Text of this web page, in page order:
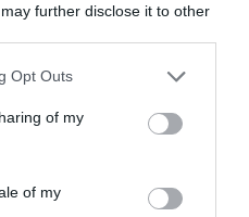
further disclose it to other
uses one or more Google
behaviour. You may click to
and its third-party tags to
purposes in below Google
Opt Outs
of my
of my
κινδύνου» από
την Τεχνητή